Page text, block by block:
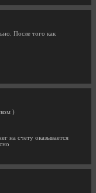
После того как
)
на счету оказывается